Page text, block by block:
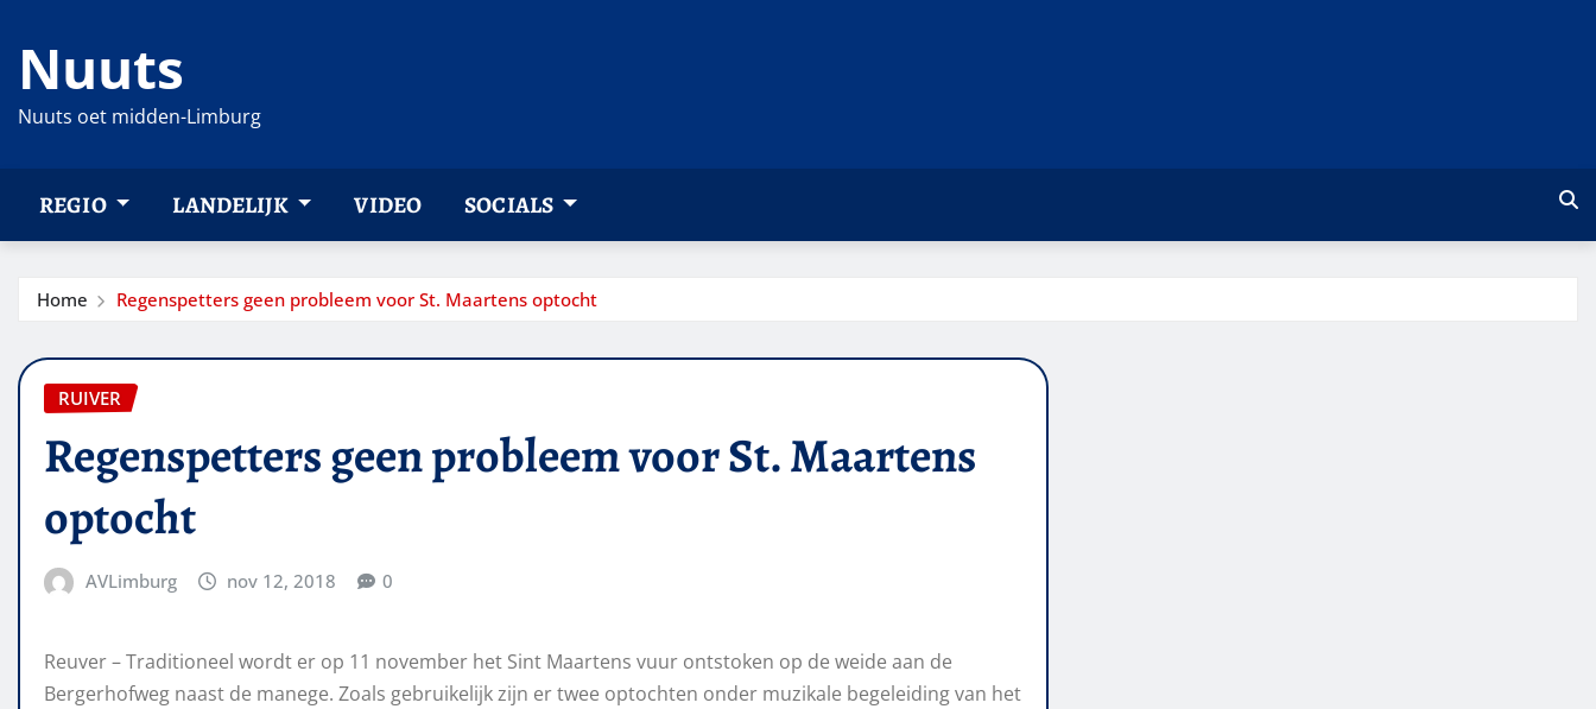
naar
inhoud
Nuuts
Nuuts oet midden-Limburg
REGIO LANDELIJK VIDEO SOCIALS
Home Regenspetters geen probleem voor St. Maartens optocht
RUIVER
Regenspetters geen probleem voor St. Maartens
optocht
AVLimburg nov 12, 2018 0
Reuver – Traditioneel wordt er op 11 november het Sint Maartens vuur ontstoken op de weide aan de
Bergerhofweg naast de manege. Zoals gebruikelijk zijn er twee optochten onder muzikale begeleiding van het